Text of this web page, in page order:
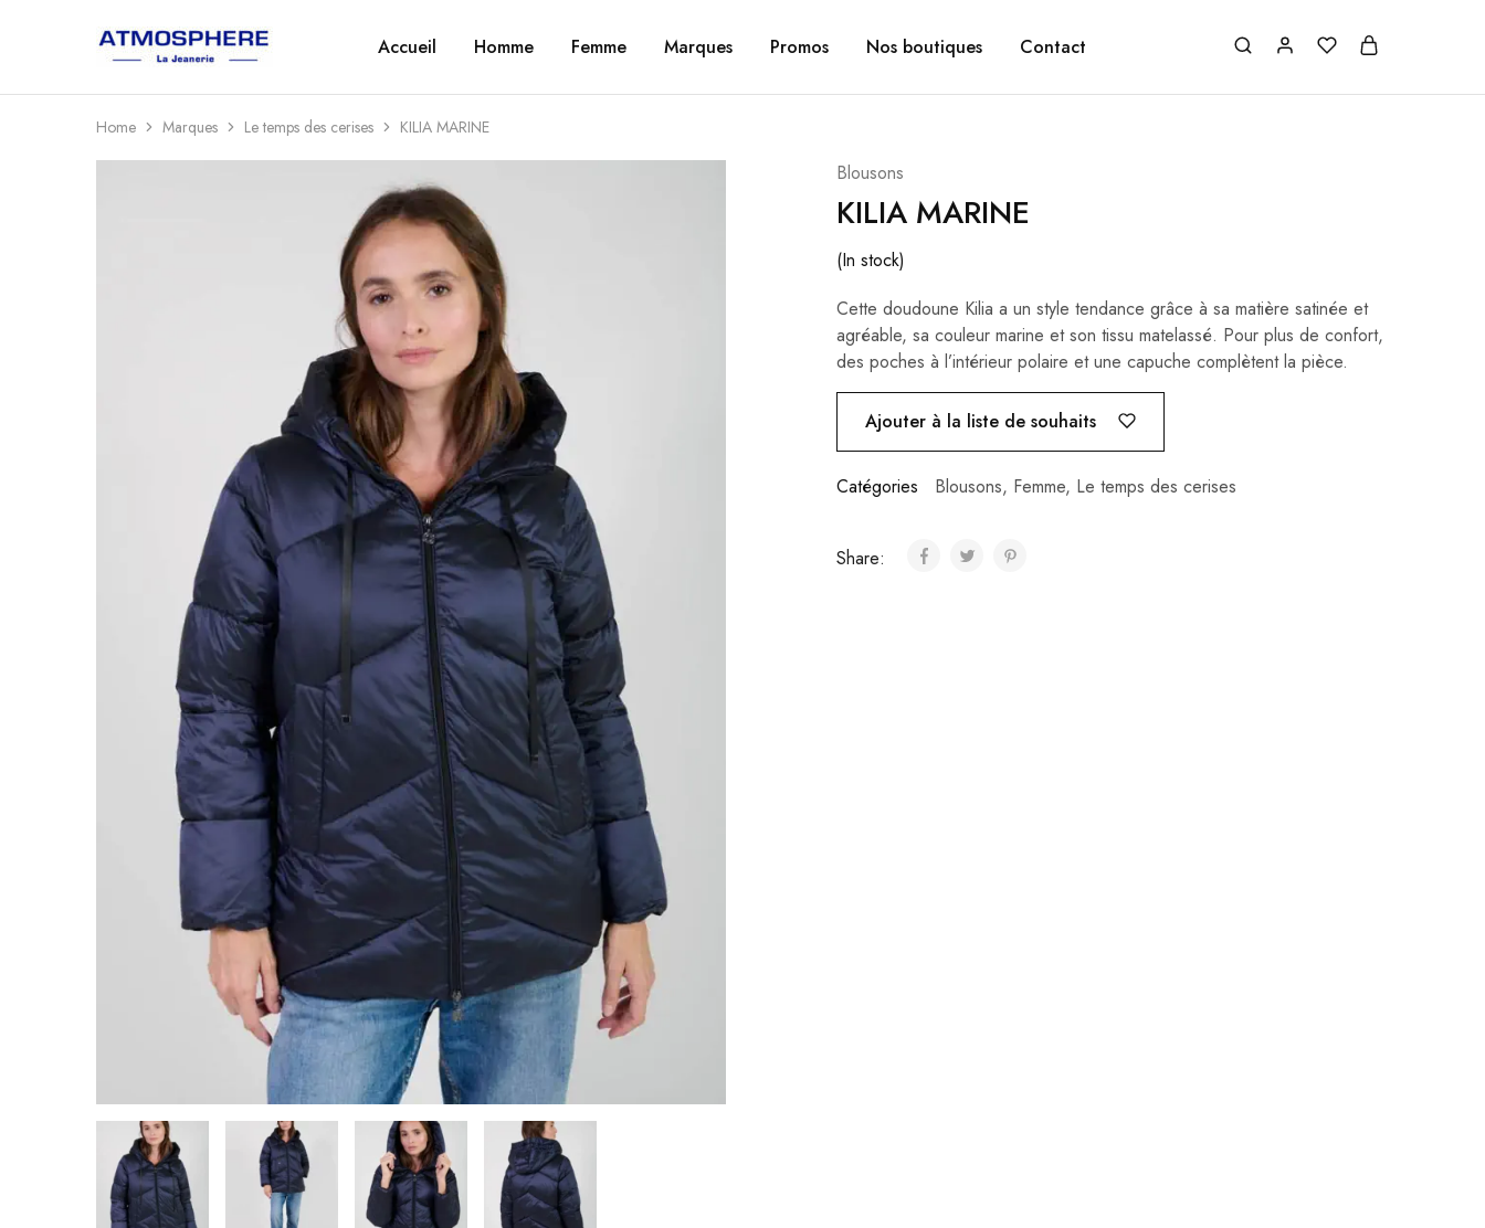
Atmosphère
La
Un
utilisant
Accueil Homme Femme Marques Promos Nos boutiques Contact
Home Marques Le temps des cerises KILIA MARINE
Blousons
KILIA MARINE
(In stock)
Cette doudoune Kilia a un style tendance grâce à sa matière satinée et
agréable, sa couleur marine et son tissu matelassé. Pour plus de confort,
des poches à l’intérieur polaire et une capuche complètent la pièce.
Ajouter à la liste de souhaits
Catégories Blousons, Femme, Le temps des cerises
Share: